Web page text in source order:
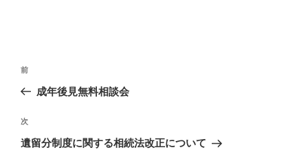
投
ビ
ゲ
過
去
投
稿
前
成年後見無料相談会
次
の
次
遺留分制度に関する相続法改正について